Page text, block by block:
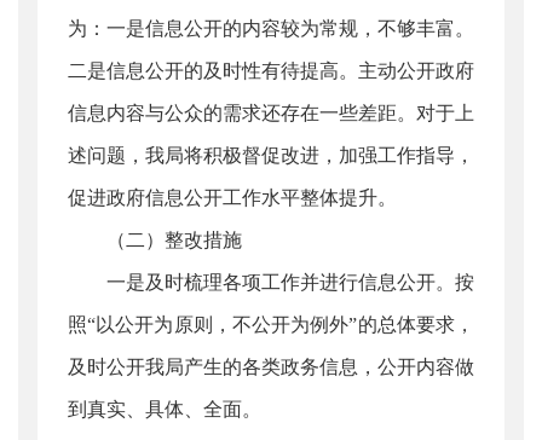
为：一是信息公开的内容较为常规，不够丰富。
二是信息公开的及时性有待提高。主动公开政府
信息内容与公众的需求还存在一些差距。对于上
述问题，我局将积极督促改进，加强工作指导，
促进政府信息公开工作水平整体提升。
（二）整改措施
一是及时梳理各项工作并进行信息公开。按
照“以公开为原则，不公开为例外”的总体要求，
及时公开我局产生的各类政务信息，公开内容做
到真实、具体、全面。